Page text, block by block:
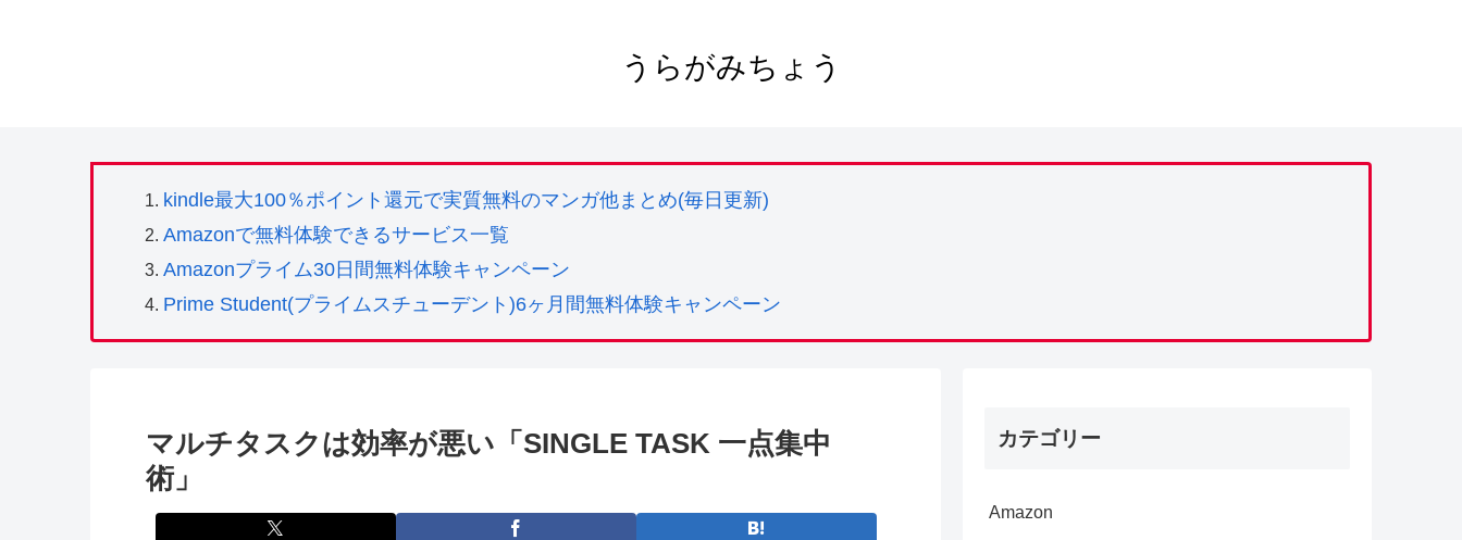
うらがみちょう
kindle最大100％ポイント還元で実質無料のマンガ他まとめ(毎日更新)
Amazonで無料体験できるサービス一覧
Amazonプライム30日間無料体験キャンペーン
Prime Student(プライムスチューデント)6ヶ月間無料体験キャンペーン
マルチタスクは効率が悪い「SINGLE TASK 一点集中
術」
カテゴリー
Amazon